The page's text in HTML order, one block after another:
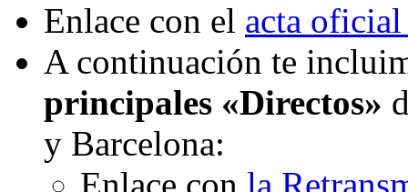
Enlace con el acta
A continuación te
principales «Directos»
y Barcelona: